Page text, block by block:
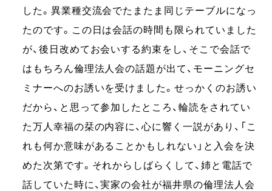
した。異業種交流会でたまたま同じテーブルになっ
たのです。この日は会話の時間も限られていました
が、後日改めてお会いする約束をし、そこで会話で
はもちろん倫理法人会の話題が出て、モーニングセ
ミナーへのお誘いを受けました。せっかくのお誘い
だから、と思って参加したところ、輪読をされてい
た万人幸福の栞の内容に、心に響く一説があり、「こ
れも何か意味があることかもしれない」と入会を決
めた次第です。それからしばらくして、姉と電話で
話していた時に、実家の会社が福井県の倫理法人会